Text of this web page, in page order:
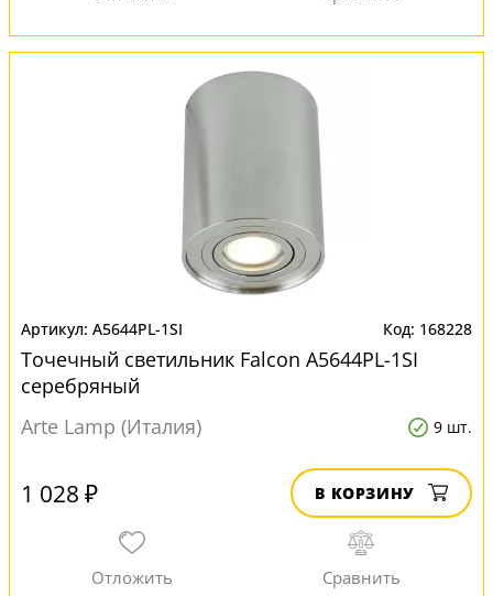
A5644PL-1SI 168228
Точечный светильник Falcon A5644PL-1SI
серебряный
Arte Lamp (Италия)
9 шт.
1 028 ₽ В КОРЗИНУ